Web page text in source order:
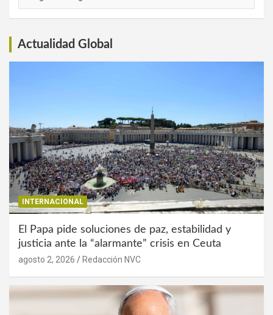
Actualidad Global
INTERNACIONAL
El Papa pide soluciones de paz, estabilidad y
justicia ante la “alarmante” crisis en Ceuta
agosto 2, 2026 Redacción NVC